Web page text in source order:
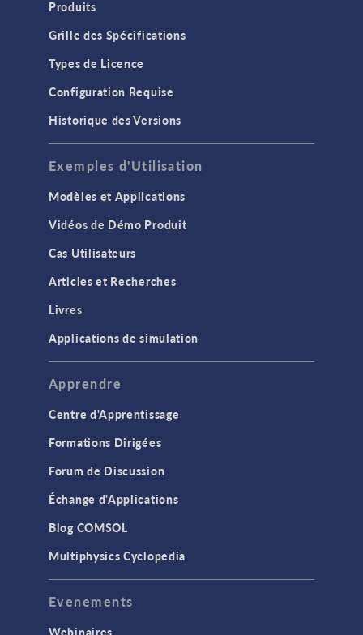
Produits
Grille des Spécifications
Types de Licence
Configuration Requise
Historique des Versions
Exemples d'Utilisation
Modèles et Applications
Vidéos de Démo Produit
Cas Utilisateurs
Articles et Recherches
Livres
Applications de simulation
Apprendre
Centre d'Apprentissage
Formations Dirigées
Forum de Discussion
Échange d'Applications
Blog COMSOL
Multiphysics Cyclopedia
Evenements